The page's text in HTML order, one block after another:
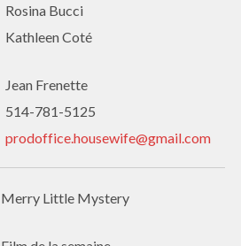
Rosina Bucci
Kathleen Coté
Jean Frenette
514-781-5125
prodoffice.housewife@gmail.com
Merry Little Mystery